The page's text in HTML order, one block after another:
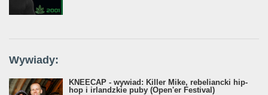
Wywiady:
KNEECAP - wywiad: Killer Mike, rebeliancki hip-
hop i irlandzkie puby (Open'er Festival)